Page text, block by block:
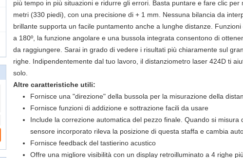
più tempo in più situazioni e ridurre gli errori. Basta puntare e fare clic
metri (330 piedi), con una precisione di + 1 mm. Nessuna bilancia da
brillante supporta un facile puntamento anche a lunghe distanze.
a 180º, la funzione angolare e una bussola integrata consentono di
da raggiungere. Sarai in grado di vedere i risultati più chiaramente sul
righe. Indipendentemente dal tuo lavoro, il distanziometro laser 424D ti
solo.
Altre caratteristiche utili:
Fornisce una "direzione" della bussola per la misurazione della
Fornisce funzioni di addizione e sottrazione facili da usare
Include la correzione automatica del pezzo finale. Quando si misura
sensore incorporato rileva la posizione di questa staffa e cambia
Fornisce feedback del tastierino acustico
Offre una migliore visibilità con un display retroilluminato a 4 righe